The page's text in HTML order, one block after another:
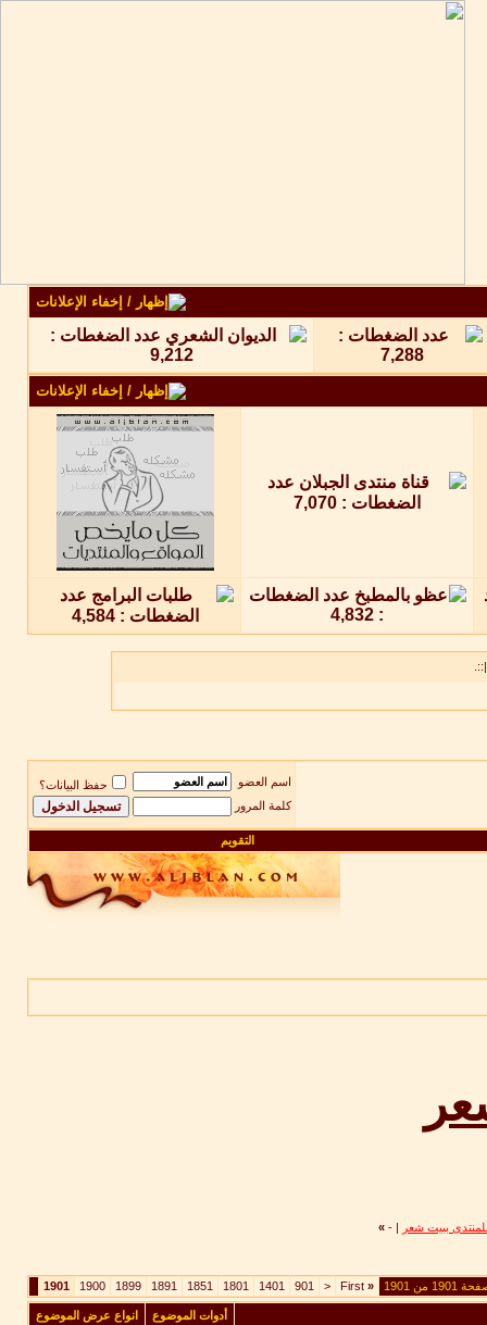
اسم العضو
حفظ البيانات؟
كلمة المرور
التقويم
ببيت شعر -
»
1901 من 1901 «
<
901
1401
1801
1851
1891
1899
1900
1901
أدوات الموضوع انواع عرض الموضوع